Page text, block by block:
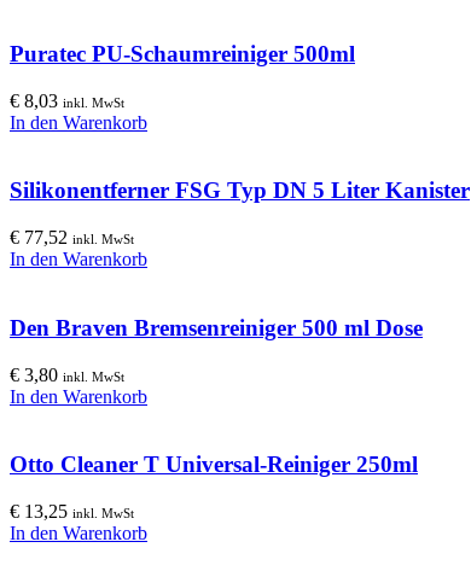
Puratec PU-Schaumreiniger 500ml
€ 8,03 inkl. MwSt
In den Warenkorb
Silikonentferner FSG Typ DN 5 Liter Kanister
€ 77,52 inkl. MwSt
In den Warenkorb
Den Braven Bremsenreiniger 500 ml Dose
€ 3,80 inkl. MwSt
In den Warenkorb
Otto Cleaner T Universal-Reiniger 250ml
€ 13,25 inkl. MwSt
In den Warenkorb